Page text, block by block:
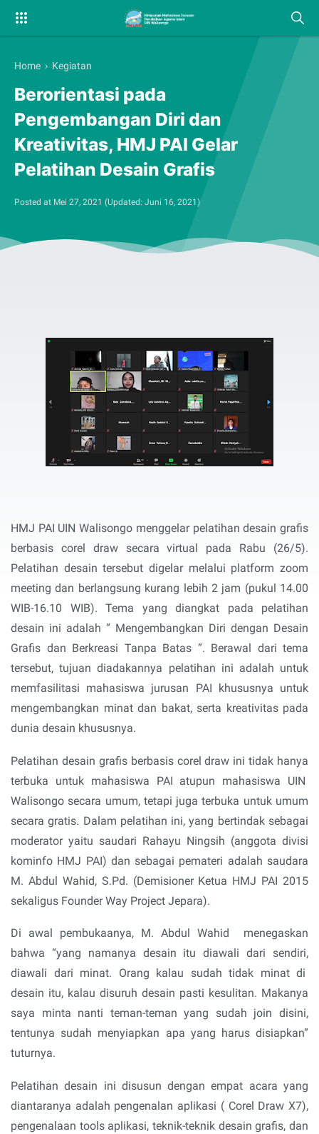
Home › Kegiatan
Berorientasi pada
Pengembangan Diri dan
Kreativitas, HMJ PAI Gelar
Pelatihan Desain Grafis
Posted at Mei 27, 2021 (Updated: Juni 16, 2021)
HMJ PAI UIN Walisongo menggelar pelatihan desain grafis
berbasis corel draw secara virtual pada Rabu (26/5).
Pelatihan desain tersebut digelar melalui platform zoom
meeting dan berlangsung kurang lebih 2 jam (pukul 14.00
WIB-16.10 WIB). Tema yang diangkat pada pelatihan
desain ini adalah “ Mengembangkan Diri dengan Desain
Grafis dan Berkreasi Tanpa Batas ”. Berawal dari tema
tersebut, tujuan diadakannya pelatihan ini adalah untuk
memfasilitasi mahasiswa jurusan PAI khususnya untuk
mengembangkan minat dan bakat, serta kreativitas pada
dunia desain khususnya.
Pelatihan desain grafis berbasis corel draw ini tidak hanya
terbuka untuk mahasiswa PAI atupun mahasiswa UIN
Walisongo secara umum, tetapi juga terbuka untuk umum
secara gratis. Dalam pelatihan ini, yang bertindak sebagai
moderator yaitu saudari Rahayu Ningsih (anggota divisi
kominfo HMJ PAI) dan sebagai pemateri adalah saudara
M. Abdul Wahid, S.Pd. (Demisioner Ketua HMJ PAI 2015
sekaligus Founder Way Project Jepara).
Di awal pembukaanya, M. Abdul Wahid
menegaskan
bahwa “yang namanya desain itu diawali dari sendiri,
diawali dari minat. Orang kalau sudah tidak minat di
desain itu, kalau disuruh desain pasti kesulitan. Makanya
saya minta nanti teman-teman yang sudah join disini,
tentunya sudah menyiapkan apa yang harus disiapkan”
tuturnya.
Pelatihan desain ini disusun dengan empat acara yang
diantaranya adalah pengenalan aplikasi ( Corel Draw X7),
pengenalaan tools aplikasi, teknik-teknik desain grafis, dan